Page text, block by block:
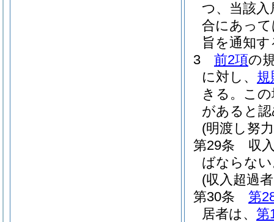
つ、当該
合にあっ
旨を通知
3
前2項の
に対し、 規
きる。 こ
があると
(明渡し努
第29条
収
ばならな
(収入超過
第30条
第
居者は、 第